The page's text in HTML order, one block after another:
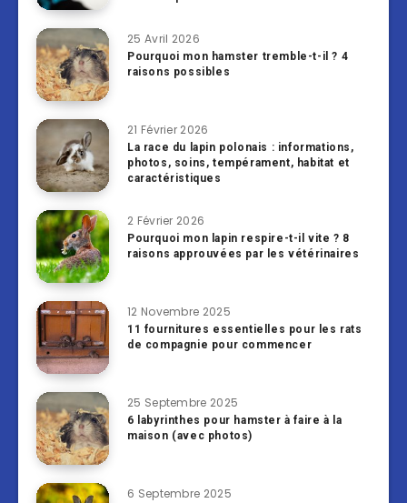
25 Avril 2026
Pourquoi mon hamster tremble-t-il ? 4
raisons possibles
21 Février 2026
La race du lapin polonais : informations,
photos, soins, tempérament, habitat et
caractéristiques
2 Février 2026
Pourquoi mon lapin respire-t-il vite ? 8
raisons approuvées par les vétérinaires
12 Novembre 2025
11 fournitures essentielles pour les rats
de compagnie pour commencer
25 Septembre 2025
6 labyrinthes pour hamster à faire à la
maison (avec photos)
6 Septembre 2025